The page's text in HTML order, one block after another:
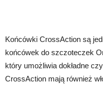
Końcówki CrossAction są
końcówek do szczoteczek
który umożliwia dokładne
CrossAction mają również